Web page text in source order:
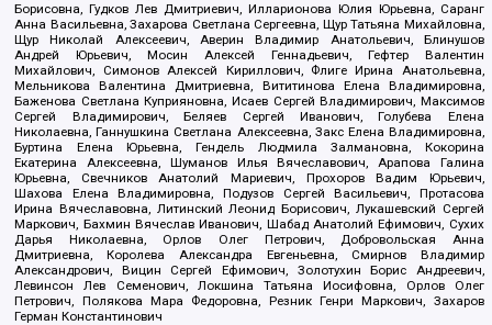
Борисовна, Гудков Лев Дмитриевич, Илларионова Юлия Юрьевна, Саранг
Анна Васильевна, Захарова Светлана Сергеевна, Щур Татьяна Михайловна,
Щур Николай Алексеевич, Аверин Владимир Анатольевич, Блинушов
Андрей Юрьевич, Мосин Алексей Геннадьевич, Гефтер Валентин
Михайлович, Симонов Алексей Кириллович, Флиге Ирина Анатольевна,
Мельникова Валентина Дмитриевна, Вититинова Елена Владимировна,
Баженова Светлана Куприяновна, Исаев Сергей Владимирович, Максимов
Сергей Владимирович, Беляев Сергей Иванович, Голубева Елена
Николаевна, Ганнушкина Светлана Алексеевна, Закс Елена Владимировна,
Буртина Елена Юрьевна, Гендель Людмила Залмановна, Кокорина
Екатерина Алексеевна, Шуманов Илья Вячеславович, Арапова Галина
Юрьевна, Свечников Анатолий Мариевич, Прохоров Вадим Юрьевич,
Шахова Елена Владимировна, Подузов Сергей Васильевич, Протасова
Ирина Вячеславовна, Литинский Леонид Борисович, Лукашевский Сергей
Маркович, Бахмин Вячеслав Иванович, Шабад Анатолий Ефимович, Сухих
Дарья Николаевна, Орлов Олег Петрович, Добровольская Анна
Дмитриевна, Королева Александра Евгеньевна, Смирнов Владимир
Александрович, Вицин Сергей Ефимович, Золотухин Борис Андреевич,
Левинсон Лев Семенович, Локшина Татьяна Иосифовна, Орлов Олег
Петрович, Полякова Мара Федоровна, Резник Генри Маркович, Захаров
Герман Константинович